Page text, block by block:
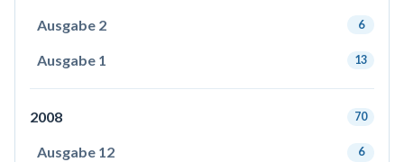
Ausgabe 2 6
Ausgabe 1 13
2008 70
Ausgabe 12 6